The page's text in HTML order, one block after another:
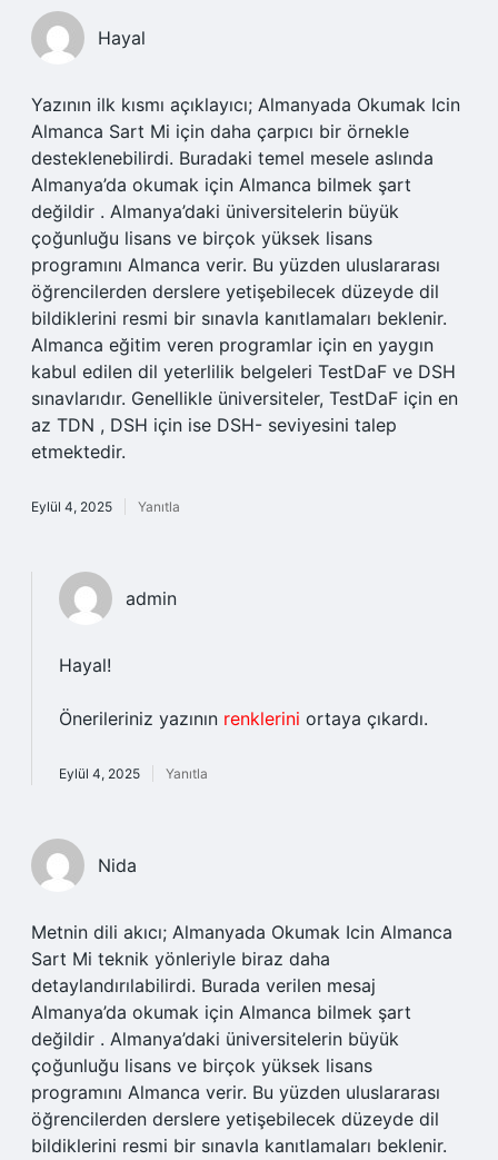
Hayal
Yazının ilk kısmı açıklayıcı; Almanyada Okumak Icin
Almanca Sart Mi için daha çarpıcı bir örnekle
desteklenebilirdi. Buradaki temel mesele aslında
Almanya’da okumak için Almanca bilmek şart
değildir . Almanya’daki üniversitelerin büyük
çoğunluğu lisans ve birçok yüksek lisans
programını Almanca verir. Bu yüzden uluslararası
öğrencilerden derslere yetişebilecek düzeyde dil
bildiklerini resmi bir sınavla kanıtlamaları beklenir.
Almanca eğitim veren programlar için en yaygın
kabul edilen dil yeterlilik belgeleri TestDaF ve DSH
sınavlarıdır. Genellikle üniversiteler, TestDaF için en
az TDN , DSH için ise DSH- seviyesini talep
etmektedir.
Eylül 4, 2025 Yanıtla
admin
Hayal!
Önerileriniz yazının renklerini ortaya çıkardı.
Eylül 4, 2025 Yanıtla
Nida
Metnin dili akıcı; Almanyada Okumak Icin Almanca
Sart Mi teknik yönleriyle biraz daha
detaylandırılabilirdi. Burada verilen mesaj
Almanya’da okumak için Almanca bilmek şart
değildir . Almanya’daki üniversitelerin büyük
çoğunluğu lisans ve birçok yüksek lisans
programını Almanca verir. Bu yüzden uluslararası
öğrencilerden derslere yetişebilecek düzeyde dil
bildiklerini resmi bir sınavla kanıtlamaları beklenir.